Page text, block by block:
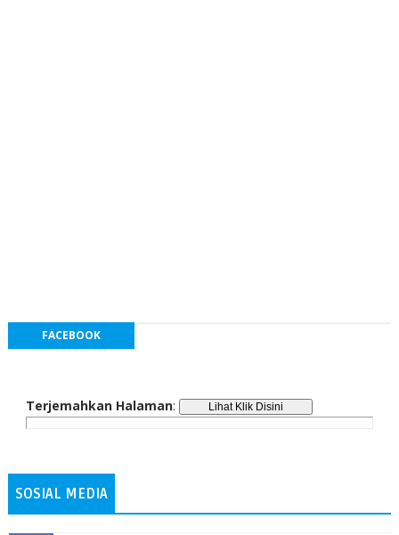
FACEBOOK
Terjemahkan Halaman:
SOSIAL MEDIA